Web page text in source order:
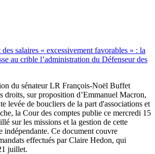
salaires « excessivement favorables » : la
au crible l’administration du Défenseur des
du sénateur LR François-Noël Buffet
droits, sur proposition d’Emmanuel Macron,
levée de boucliers de la part d'associations et
la Cour des comptes publie ce mercredi 15
sur les missions et la gestion de cette
indépendante. Ce document couvre
effectués par Claire Hedon, qui
juillet.